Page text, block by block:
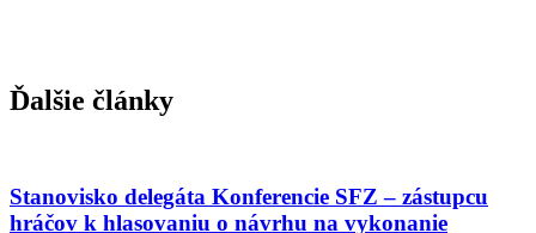
Ďalšie články
Stanovisko delegáta Konferencie SFZ – zástupcu
hráčov k hlasovaniu o návrhu na vykonanie